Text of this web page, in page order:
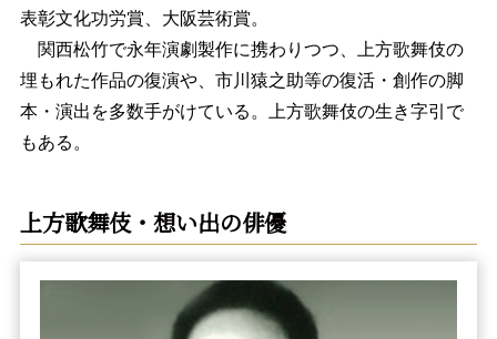
表彰文化功労賞、大阪芸術賞。
関西松竹で永年演劇製作に携わりつつ、上方歌舞伎の
埋もれた作品の復演や、市川猿之助等の復活・創作の脚
本・演出を多数手がけている。上方歌舞伎の生き字引で
もある。
上方歌舞伎・想い出の俳優